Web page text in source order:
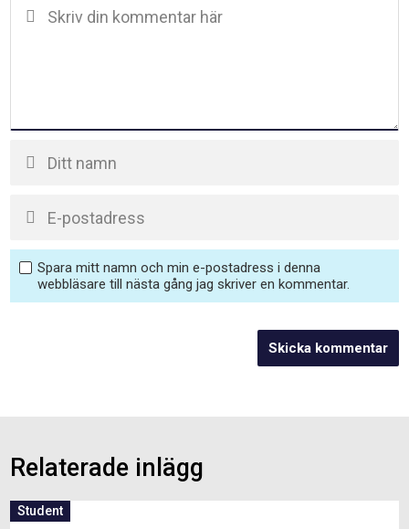
Spara mitt namn och min e-postadress i denna
webbläsare till nästa gång jag skriver en kommentar.
Relaterade inlägg
Student